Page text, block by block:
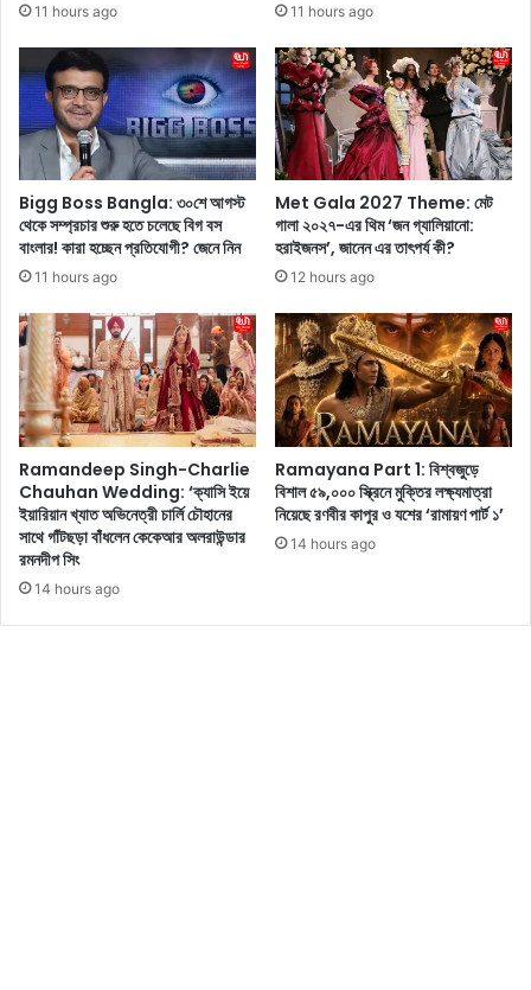
নি
র
তু
ন
ভি
ডি
ও
দে
খে
উ
তা
ছ
ড়ি
য়ে
ছে
নে
ট
পা
ড়া
য়
র্কে
জা
নে
?
রে
ডি
ট
র
দে
র
ছে
জ
ন
প্রি
য়
ই
ন
স্টা
গ্রা
ম
হ্যা
ন্ডে
11 hours ago 11 hours ago
Bigg Boss Bangla: ৩০শে আগস্ট
থেকে সম্প্রচার শুরু হতে চলেছে বিগ বস
বাংলার! কারা হচ্ছেন প্রতিযোগী? জেনে নিন
11 hours ago
Met Gala 2027 Theme: মেট
গালা ২০২৭-এর থিম ‘জন গ্যালিয়ানো:
হরাইজনস’, জানেন এর তাৎপর্য কী?
12 hours ago
Ramandeep Singh-Charlie
Chauhan Wedding: ‘ক্যাসি ইয়ে
ইয়ারিয়ান খ্যাত অভিনেত্রী চার্লি চৌহানের
সাথে গাঁটছড়া বাঁধলেন কেকেআর অলরাউন্ডার
রমনদীপ সিং
14 hours ago
Ramayana Part 1: বিশ্বজুড়ে
বিশাল ৫৯,০০০ স্ক্রিনে মুক্তির লক্ষ্যমাত্রা
নিয়েছে রণবীর কাপুর ও যশের ‘রামায়ণ পার্ট ১’
14 hours ago